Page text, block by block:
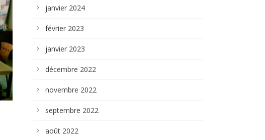
janvier 2024
février 2023
janvier 2023
décembre 2022
novembre 2022
septembre 2022
août 2022